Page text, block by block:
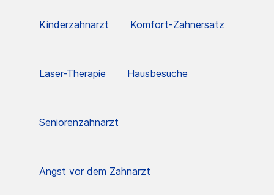
Kinderzahnarzt Komfort-Zahnersatz
Laser-Therapie Hausbesuche
Seniorenzahnarzt
Angst vor dem Zahnarzt